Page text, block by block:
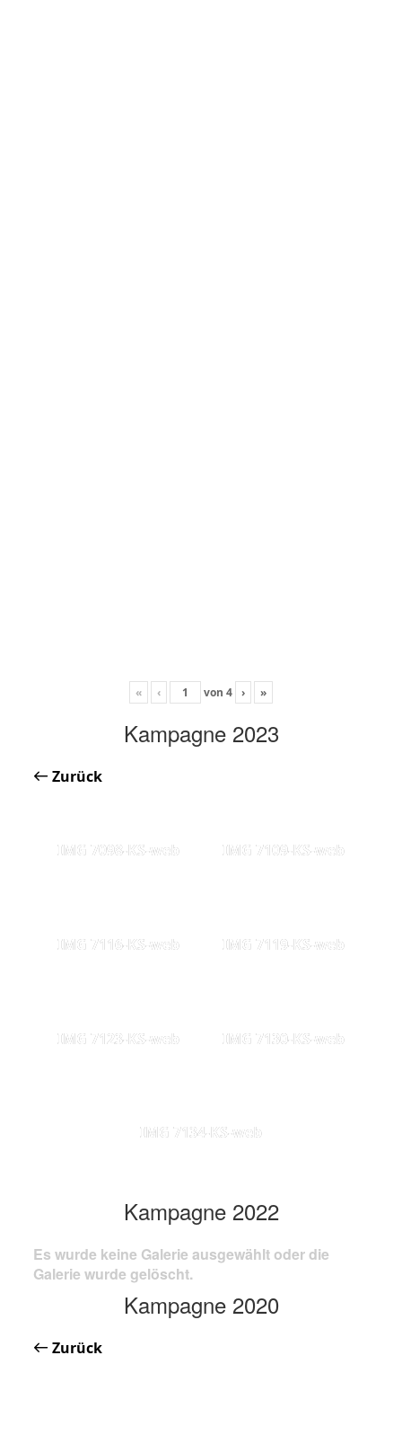
« ‹ von 4 › »
Kampagne 2023
Zurück
IMG 7098-KS-web IMG 7109-KS-web
IMG 7116-KS-web IMG 7119-KS-web
IMG 7123-KS-web IMG 7130-KS-web
IMG 7134-KS-web
Kampagne 2022
Es wurde keine Galerie ausgewählt oder die
Galerie wurde gelöscht.
Kampagne 2020
Zurück